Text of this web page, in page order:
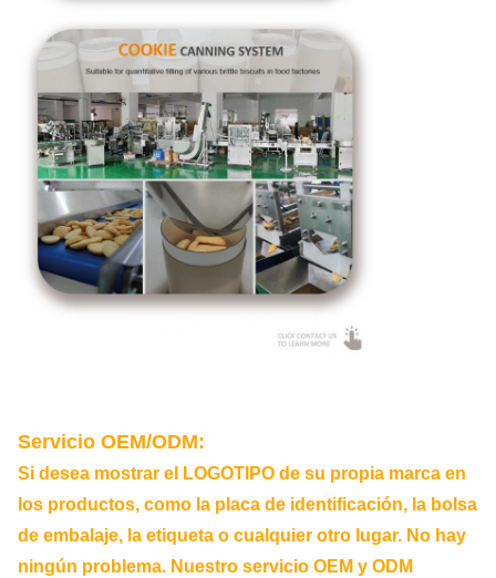
Servicio OEM/ODM:
Si desea mostrar el LOGOTIPO de su propia marca en
los productos, como la placa de identificación, la bolsa
de embalaje, la etiqueta o cualquier otro lugar. No hay
ningún problema. Nuestro servicio OEM y ODM